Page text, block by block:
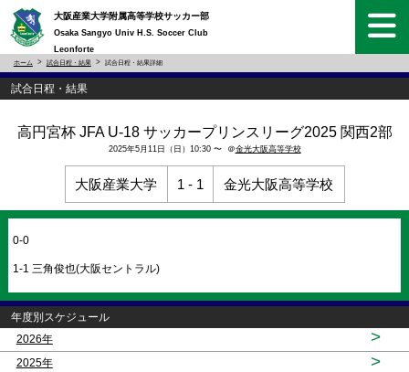
大阪産業大学附属高等学校サッカー部
Osaka Sangyo Univ H.S. Soccer Club
Leonforte
ホーム 試合日程・結果 試合日程・結果詳細
試合日程・結果
高円宮杯 JFA U-18 サッカープリンスリーグ2025 関西2部
2025年5月11日（日）10:30 〜 ＠金光大阪高等学校
大阪産業大学 1 - 1 金光大阪高等学校
0-0
1-1 三角俊也(大阪セントラル)
年度別スケジュール
2026年
>
2025年 >